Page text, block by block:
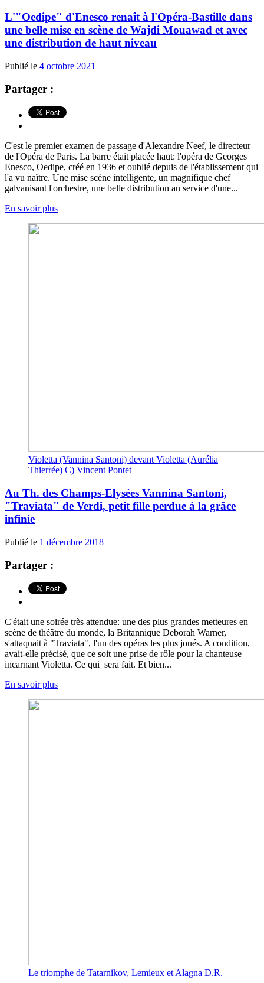
L'"Oedipe" d'Enesco renaît à l'Opéra-Bastille dans
une belle mise en scène de Wajdi Mouawad et avec
une distribution de haut niveau
Publié le 4 octobre 2021
Partager :
C'est le premier examen de passage d'Alexandre Neef, le directeur
de l'Opéra de Paris. La barre était placée haut: l'opéra de Georges
Enesco, Oedipe, créé en 1936 et oublié depuis de l'établissement qui
l'a vu naître. Une mise scène intelligente, un magnifique chef
galvanisant l'orchestre, une belle distribution au service d'une...
En savoir plus
Violetta (Vannina Santoni) devant Violetta (Aurélia
Thierrée) C) Vincent Pontet
Au Th. des Champs-Elysées Vannina Santoni,
"Traviata" de Verdi, petit fille perdue à la grâce
infinie
Publié le 1 décembre 2018
Partager :
C'était une soirée très attendue: une des plus grandes metteures en
scène de théâtre du monde, la Britannique Deborah Warner,
s'attaquait à "Traviata", l'un des opéras les plus joués. A condition,
avait-elle précisé, que ce soit une prise de rôle pour la chanteuse
incarnant Violetta. Ce qui sera fait. Et bien...
En savoir plus
Le triomphe de Tatarnikov, Lemieux et Alagna D.R.